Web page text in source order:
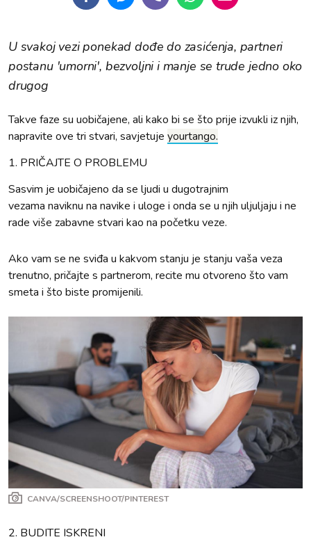
U svakoj vezi ponekad dođe do zasićenja, partneri
postanu 'umorni', bezvoljni i manje se trude jedno oko
drugog
Takve faze su uobičajene, ali kako bi se što prije izvukli iz njih,
napravite ove tri stvari, savjetuje yourtango.
1. PRIČAJTE O PROBLEMU
Sasvim je uobičajeno da se ljudi u dugotrajnim
vezama naviknu na navike i uloge i onda se u njih uljuljaju i ne
rade više zabavne stvari kao na početku veze.
Ako vam se ne sviđa u kakvom stanju je stanju vaša veza
trenutno, pričajte s partnerom, recite mu otvoreno što vam
smeta i što biste promijenili.
CANVA/SCREENSHOOT/PINTEREST
2. BUDITE ISKRENI